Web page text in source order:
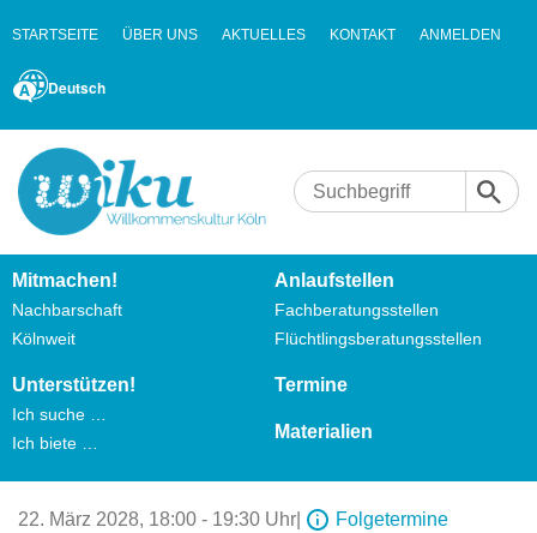
STARTSEITE ÜBER UNS AKTUELLES KONTAKT ANMELDEN
Deutsch
Mitmachen!
Nachbarschaft
Kölnweit
Anlaufstellen
Fachberatungsstellen
Flüchtlingsberatungsstellen
Unterstützen!
Ich suche …
Ich biete …
Termine
Materialien
22. März 2028, 18:00 - 19:30 Uhr Folgetermine